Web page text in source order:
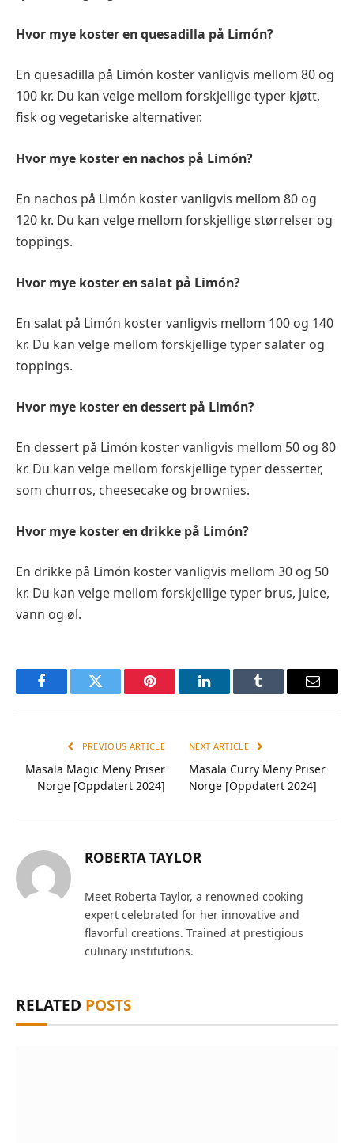
Hvor mye koster en quesadilla på Limón?
En quesadilla på Limón koster vanligvis mellom 80 og
100 kr. Du kan velge mellom forskjellige typer kjøtt,
fisk og vegetariske alternativer.
Hvor mye koster en nachos på Limón?
En nachos på Limón koster vanligvis mellom 80 og
120 kr. Du kan velge mellom forskjellige størrelser og
toppings.
Hvor mye koster en salat på Limón?
En salat på Limón koster vanligvis mellom 100 og 140
kr. Du kan velge mellom forskjellige typer salater og
toppings.
Hvor mye koster en dessert på Limón?
En dessert på Limón koster vanligvis mellom 50 og 80
kr. Du kan velge mellom forskjellige typer desserter,
som churros, cheesecake og brownies.
Hvor mye koster en drikke på Limón?
En drikke på Limón koster vanligvis mellom 30 og 50
kr. Du kan velge mellom forskjellige typer brus, juice,
vann og øl.
FacebookTwitter Pinterest LinkedInTumblr Email
PREVIOUS ARTICLE
Masala Magic Meny Priser
Norge [Oppdatert 2024]
NEXT ARTICLE
Masala Curry Meny Priser
Norge [Oppdatert 2024]
ROBERTA TAYLOR
Meet Roberta Taylor, a renowned cooking
expert celebrated for her innovative and
flavorful creations. Trained at prestigious
culinary institutions.
RELATED POSTS